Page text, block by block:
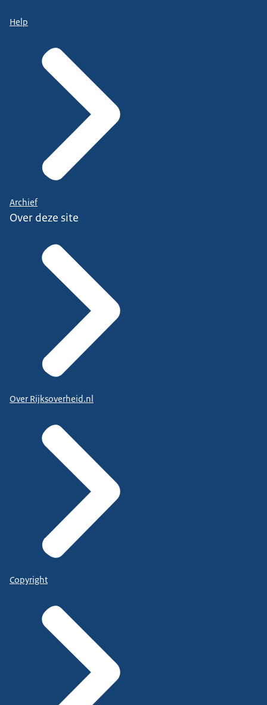
Help
Archief
Over deze site
Over Rijksoverheid.nl
Copyright